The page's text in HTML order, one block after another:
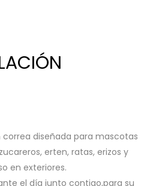
diseñada para mascotas
erten, ratas, erizos y
en exteriores.
el día junto contigo,para su